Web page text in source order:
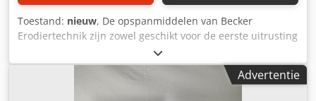
Toestand: nieuw, De opspanmiddelen van Becker
Erodiertechnik zijn zowel geschikt voor de eerste uitrusting
van uw EDM-machine als voor de uitbreiding van
bestaande apparatuur. Ronde onderdelen, kleine pennen
of ponsjes kunnen net als grotere platen snel enAdvertentie